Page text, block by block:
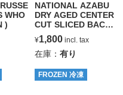
WHO
)
NATIONAL AZABU
DRY AGED CENTER
CUT SLICED BACO
N
¥1,800incl. tax
在庫： 有り
FROZEN 冷凍